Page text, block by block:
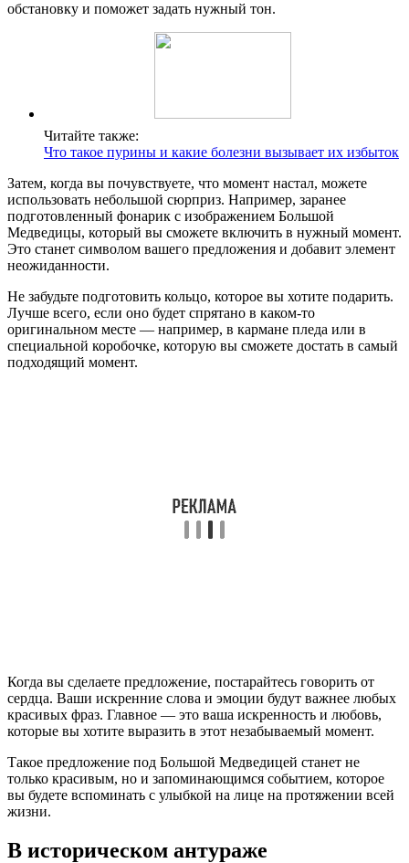
обстановку и поможет задать нужный тон.
Читайте также:
Что такое пурины и какие болезни вызывает их избыток
Затем, когда вы почувствуете, что момент настал, можете
использовать небольшой сюрприз. Например, заранее
подготовленный фонарик с изображением Большой
Медведицы, который вы сможете включить в нужный момент.
Это станет символом вашего предложения и добавит элемент
неожиданности.
Не забудьте подготовить кольцо, которое вы хотите подарить.
Лучше всего, если оно будет спрятано в каком-то
оригинальном месте — например, в кармане пледа или в
специальной коробочке, которую вы сможете достать в самый
подходящий момент.
Когда вы сделаете предложение, постарайтесь говорить от
сердца. Ваши искренние слова и эмоции будут важнее любых
красивых фраз. Главное — это ваша искренность и любовь,
которые вы хотите выразить в этот незабываемый момент.
Такое предложение под Большой Медведицей станет не
только красивым, но и запоминающимся событием, которое
вы будете вспоминать с улыбкой на лице на протяжении всей
жизни.
В историческом антураже